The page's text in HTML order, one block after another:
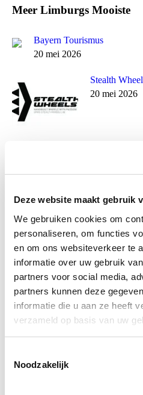
Deze website maakt gebruik
We gebruiken cookies om
personaliseren, om functies
en om ons websiteverkeer te
informatie over uw gebruik
partners voor social media,
partners kunnen deze
informatie die u aan ze heeft
verzameld op basis van uw
Noodzakelijk
Meer Limburgs Mooiste
Bayern Tourismus
20 mei 2026
Stealth
20 mei 2026
Born
16 mei 2025
Dynamic
14 mei 2025